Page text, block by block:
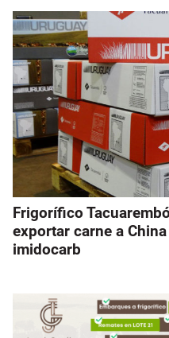
Frigorífico
exportar carne a
imidocarb